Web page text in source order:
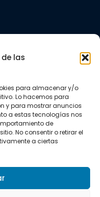
las
para almacenar y/o
Lo hacemos para
y para mostrar anuncios
a estas tecnologías nos
de
No consentir o retirar el
a ciertas
de privacidad